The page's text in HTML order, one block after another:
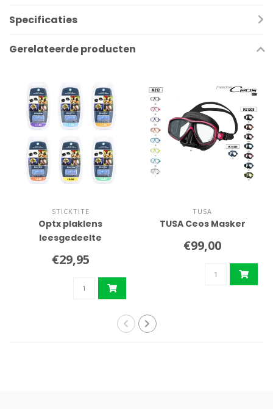
Specificaties
Gerelateerde producten
STICKTITE
Optx plaklens
leesgedeelte
€29,95
TUSA
TUSA Ceos Masker
€99,00